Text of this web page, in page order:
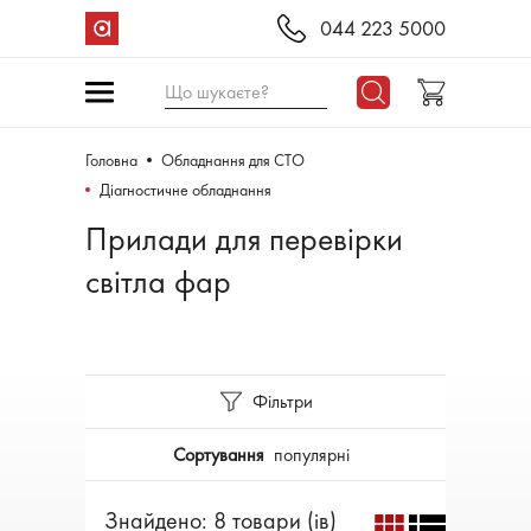
044 223 5000
Що шукаєте?
Головна
Обладнання для СТО
Діагностичне обладнання
Прилади для перевірки
світла фар
Фільтри
Сортування популярні
Знайдено: 8 товари (ів)